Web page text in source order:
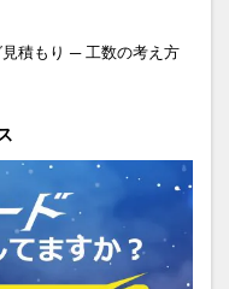
積もり ─ 工数の考え方